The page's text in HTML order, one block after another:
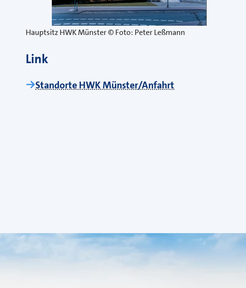
Hauptsitz HWK Münster © Foto: Peter Leßmann
Link
Standorte HWK Münster/Anfahrt